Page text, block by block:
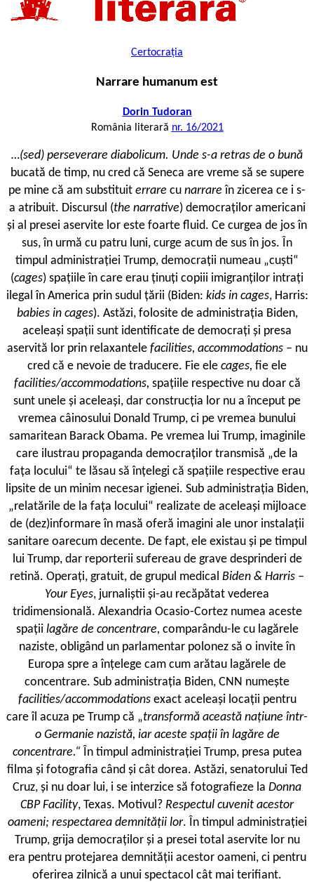
Certocrația
Narrare humanum est
Dorin Tudoran
România literară nr. 16/2021
…(sed) perseverare diabolicum. Unde s-a retras de o bună
bucată de timp, nu cred că Seneca are vreme să se supere
pe mine că am substituit errare cu narrareîn zicerea ce i s-
a atribuit. Discursul (the narrative) democraților americani
și al presei aservite lor este foarte fluid. Ce curgea de jos în
sus, în urmă cu patru luni, curge acum de sus în jos. În
timpul administrației Trump, democrații numeau „cuști“
(cages) spațiile în care erau ținuți copiii imigranților intrați
ilegal în America prin sudul țării (Biden: kids in cages, Harris:
babies in cages). Astăzi, folosite de administrația Biden,
aceleași spații sunt identificate de democrați și presa
aservită lor prin relaxantele facilities, accommodations – nu
cred că e nevoie de traducere. Fie ele cages, fie ele
facilities/accommodations, spațiile respective nu doar că
sunt unele și aceleași, dar construcția lor nu a început pe
vremea câinosului Donald Trump, ci pe vremea bunului
samaritean Barack Obama. Pe vremea lui Trump, imaginile
care ilustrau propaganda democraților transmisă „de la
fața locului“ te lăsau să înțelegi că spațiile respective erau
lipsite de un minim necesar igienei. Sub administrația Biden,
„relatările de la fața locului“ realizate de aceleași mijloace
de (dez)informare în masă oferă imagini ale unor instalații
sanitare oarecum decente. De fapt, ele existau și pe timpul
lui Trump, dar reporterii sufereau de grave desprinderi de
retină. Operați, gratuit, de grupul medical Biden & Harris –
Your Eyes, jurnaliștii și-au recăpătat vederea
tridimensională. Alexandria Ocasio-Cortez numea aceste
spații lagăre de concentrare, comparându-le cu lagărele
naziste, obligând un parlamentar polonez să o invite în
Europa spre a înțelege cam cum arătau lagărele de
concentrare. Sub administrația Biden, CNN numește
facilities/accommodations exact aceleași locații pentru
care îl acuza pe Trump că „transformă această națiune într-
o Germanie nazistă, iar aceste spații în lagăre de
concentrare.“ În timpul administrației Trump, presa putea
filma și fotografia când și cât dorea. Astăzi, senatorului Ted
Cruz, și nu doar lui, i se interzice să fotografieze la Donna
CBP Facility, Texas. Motivul? Respectul cuvenit acestor
oameni; respectarea demnității lor. În timpul administrației
Trump, grija democraților și a presei total aservite lor nu
era pentru protejarea demnității acestor oameni, ci pentru
oferirea zilnică a unui spectacol cât mai terifiant.